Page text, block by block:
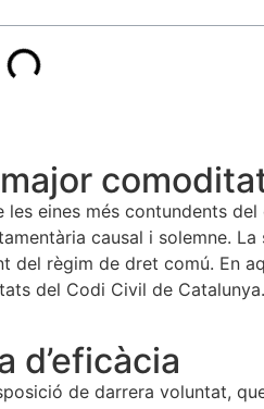
eines més contundents
causal i solemne.
règim de dret comú. En
del Codi Civil de Catalunya.
d’eficàcia
de darrera voluntat,